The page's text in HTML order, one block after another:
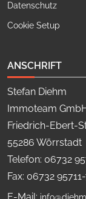
Datenschutz
Cookie Setup
ANSCHRIFT
Stefan Diehm
Immoteam
Friedrich-Ebert-
55286 Wörrstadt
Telefon: 06732
Fax: 06732